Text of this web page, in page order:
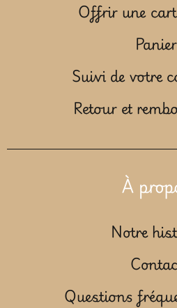
Offrir une
Panier
Suivi de votre
Retour et
À
Notre
Questions